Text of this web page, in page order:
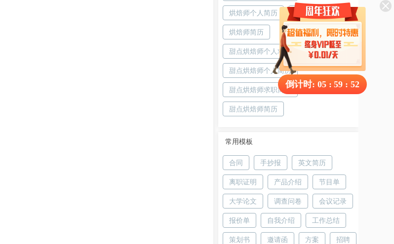
烘焙师个人简历 烘焙师求职简历
烘焙师简历
甜点烘焙师个人求职简历
甜点烘焙师个人简历
甜点烘焙师求职简历
甜点烘焙师简历
常用模板
合同 手抄报 英文简历
离职证明 产品介绍 节目单
大学论文 调查问卷 会议记录
报价单 自我介绍 工作总结
策划书 邀请函 方案 招聘
倒计时: 05 : 59 : 52